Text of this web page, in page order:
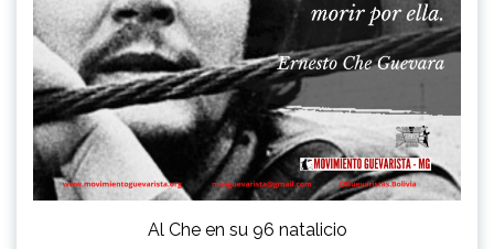
Al Che en su 96 natalicio